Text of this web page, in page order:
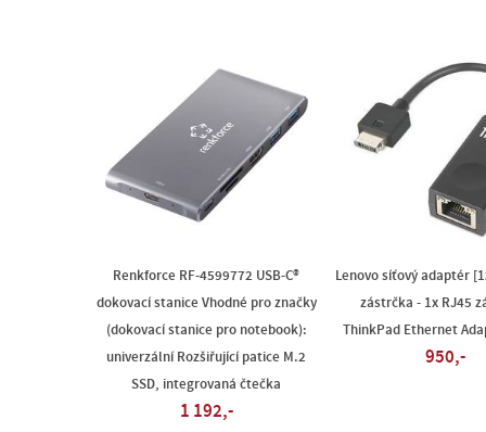
Renkforce RF-4599772 USB-C®
dokovací stanice Vhodné pro značky
(dokovací stanice pro notebook):
univerzální Rozšiřující patice M.2
SSD, integrovaná čtečka
1 192,-
Lenovo síťový adaptér
zástrčka - 1x RJ45
ThinkPad Ethernet
950,-